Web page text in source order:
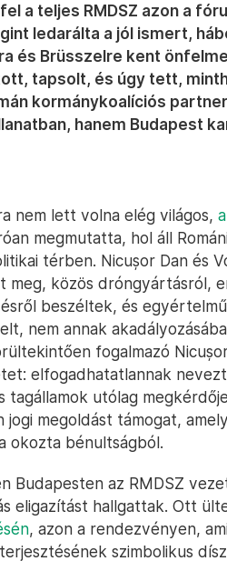
a teljes RMDSZ azon a
ledarálta a jól ismert,
és Brüsszelre kent
tapsolt, és úgy tett,
kormánykoalíciós
hanem Budapest
nem lett volna elég világos,
megmutatta, hol áll
térben. Nicușor Dan és
közös dróngyártásról,
beszéltek, és
nem annak
fogalmazó
elfogadhatatlannak
tagállamok utólag
jogi megoldást támogat,
okozta bénultságból.
Budapesten az RMDSZ
eligazítást hallgattak. Ott
, azon a rendezvényen,
szimbolikus